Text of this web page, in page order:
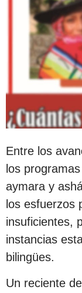
Entre los
los
aymara y
los esfuerzos
insuficientes,
instancias
bilingües.
Un reciente